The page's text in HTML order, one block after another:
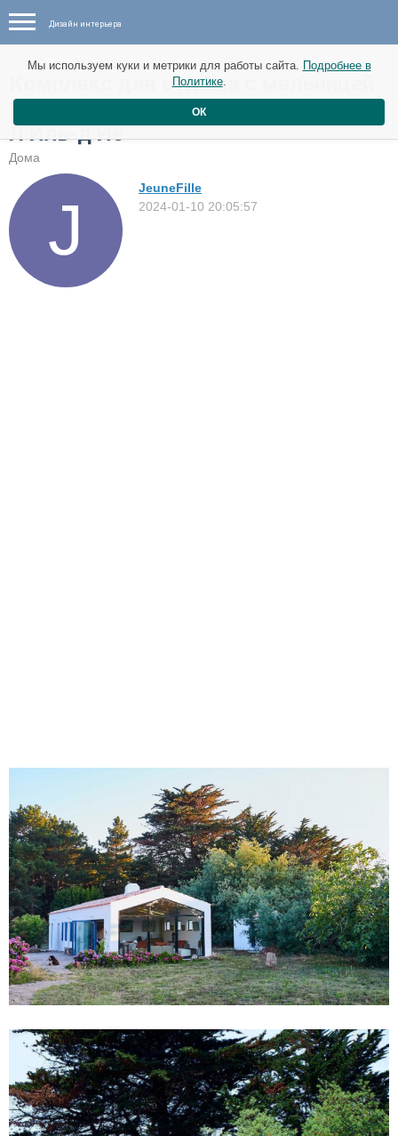
Дизайн интерьера
Комплекс для отдыха с мельницей
1808 года на французском острове
Л’Иль-д’Иё
Дома
JeuneFille
2024-01-10 20:05:57
Мы используем куки и метрики для работы сайта. Подробнее в
Политике.
ОК